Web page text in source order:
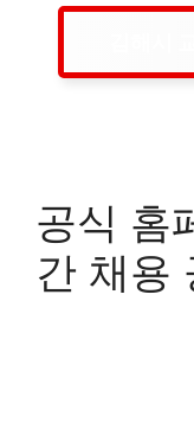
공식 홈
간 채용